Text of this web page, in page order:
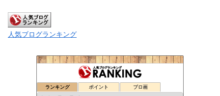
人気ブログランキング
ランキング ポイント ブロ画